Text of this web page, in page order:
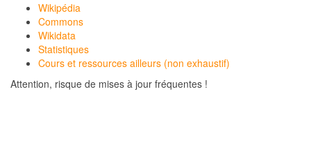
Wikipédia
Commons
Wikidata
Statistiques
Cours et ressources ailleurs (non exhaustif)
Attention, risque de mises à jour fréquentes !